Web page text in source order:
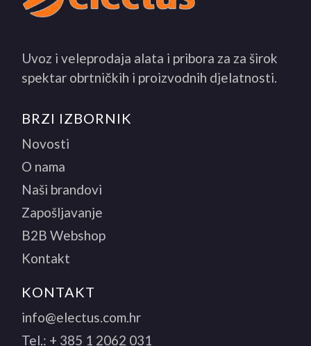
Uvoz i veleprodaja alata i pribora za za širok
spektar obrtničkih i proizvodnih djelatnosti.
BRZI IZBORNIK
Novosti
O nama
Naši brandovi
Zapošljavanje
B2B Webshop
Kontakt
KONTAKT
info@electus.com.hr
Tel.: + 385 1 2062 031